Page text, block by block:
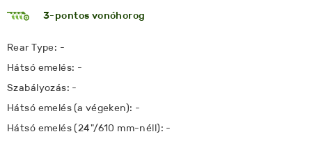
3-pontos vonóhorog
Rear Type: -
Hátsó emelés: -
Szabályozás: -
Hátsó emelés (a végeken): -
Hátsó emelés (24"/610 mm-néll): -